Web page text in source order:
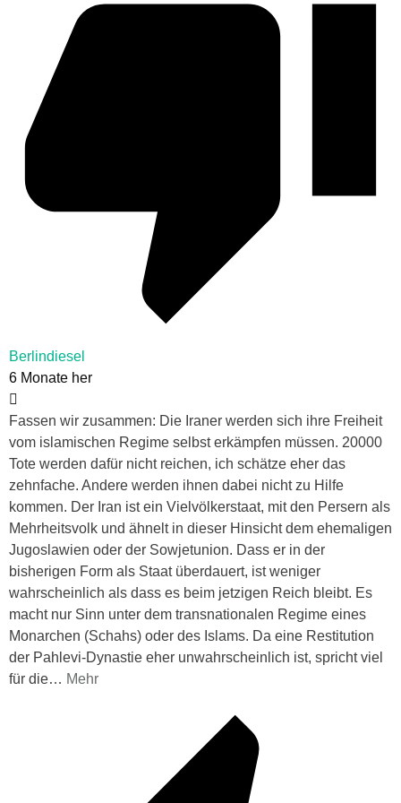
Berlindiesel
6 Monate her
Fassen wir zusammen: Die Iraner werden sich ihre Freiheit
vom islamischen Regime selbst erkämpfen müssen. 20000
Tote werden dafür nicht reichen, ich schätze eher das
zehnfache. Andere werden ihnen dabei nicht zu Hilfe
kommen. Der Iran ist ein Vielvölkerstaat, mit den Persern als
Mehrheitsvolk und ähnelt in dieser Hinsicht dem ehemaligen
Jugoslawien oder der Sowjetunion. Dass er in der
bisherigen Form als Staat überdauert, ist weniger
wahrscheinlich als dass es beim jetzigen Reich bleibt. Es
macht nur Sinn unter dem transnationalen Regime eines
Monarchen (Schahs) oder des Islams. Da eine Restitution
der Pahlevi-Dynastie eher unwahrscheinlich ist, spricht viel
für die… Mehr